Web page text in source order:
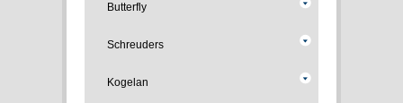
Butterfly
Schreuders
Kogelan